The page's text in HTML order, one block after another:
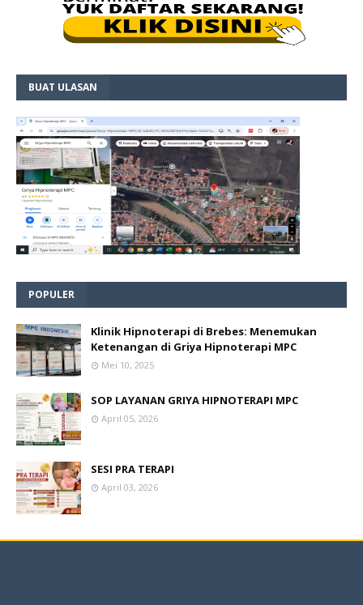
BUAT ULASAN
POPULER
Klinik Hipnoterapi di Brebes: Menemukan
Ketenangan di Griya Hipnoterapi MPC
Mei 10, 2025
SOP LAYANAN GRIYA HIPNOTERAPI MPC
April 05, 2026
SESI PRA TERAPI
April 03, 2026